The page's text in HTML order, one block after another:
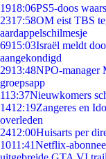
1918:06PS5-doos
2317:58OM eist TBS
aardappelschilmesje
6915:03Israël meldt
aangekondigd
2913:48NPO-manager
groepsapp
113:37Nieuwkomers
1412:19Zangeres en
overleden
2412:00Huisarts per
1011:41Netflix-